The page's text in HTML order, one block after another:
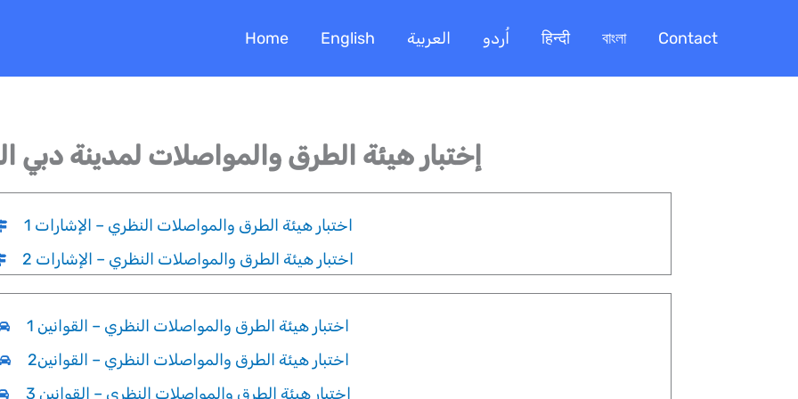
Home English العربية اُردو हिन्दी বাংলা Contact
إختبار هيئة الطرق والمواصلات لمدينة دبي
اختبار هيئة الطرق والمواصلات النظري – الإشارات 1
اختبار هيئة الطرق والمواصلات النظري – الإشارات 2
اختبار هيئة الطرق والمواصلات النظري – القوانين 1
2اختبار هيئة الطرق والمواصلات النظري – القوانين
اختبار هيئة الطرق والمواصلات النظري – القوانين 3